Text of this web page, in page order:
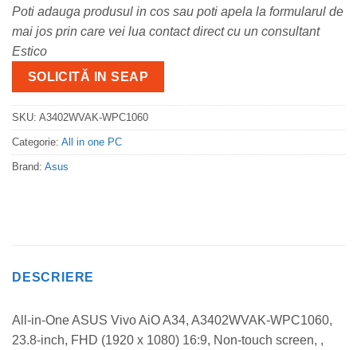
Poti adauga produsul in cos sau poti apela la formularul de
mai jos prin care vei lua contact direct cu un consultant
Estico
SOLICITĂ IN SEAP
SKU: A3402WVAK-WPC1060
Categorie: All in one PC
Brand: Asus
DESCRIERE
All-in-One ASUS Vivo AiO A34, A3402WVAK-WPC1060,
23.8-inch, FHD (1920 x 1080) 16:9, Non-touch screen, ,